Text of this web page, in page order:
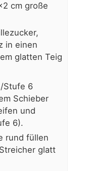
cm große
in einen
glatten Teig
Stufe 6
Schieber
und
6).
rund füllen
glatt